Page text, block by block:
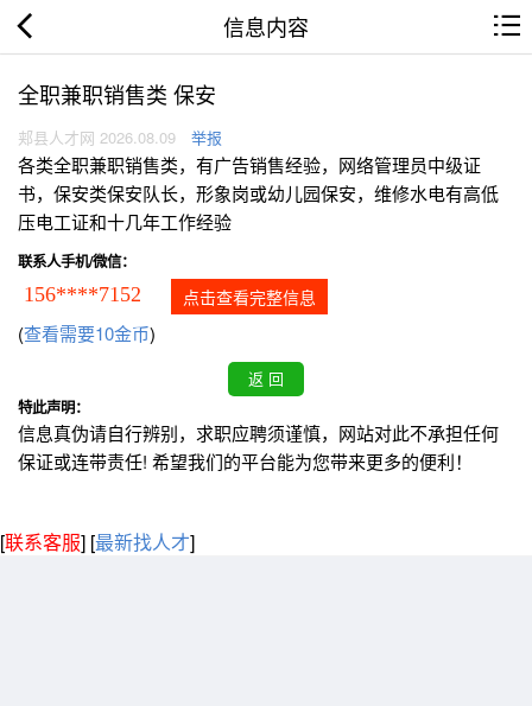
信息内容
全职兼职销售类 保安
郏县人才网 2026.08.09 举报
各类全职兼职销售类，有广告销售经验，网络管理员中级证
书，保安类保安队长，形象岗或幼儿园保安，维修水电有高低
压电工证和十几年工作经验
联系人手机/微信：
156****7152 点击查看完整信息
(查看需要10金币)
特此声明：
信息真伪请自行辨别，求职应聘须谨慎，网站对此不承担任何
保证或连带责任! 希望我们的平台能为您带来更多的便利！
[联系客服] [最新找人才]